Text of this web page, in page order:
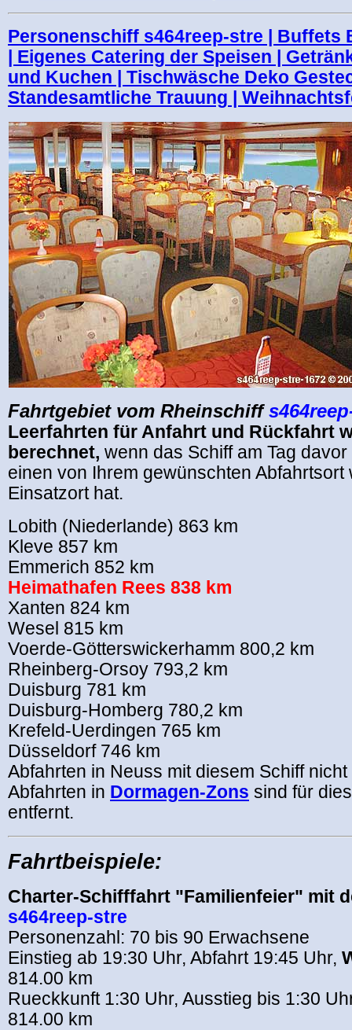
Personenschiff s464reep-stre | Buffets
| Eigenes Catering der Speisen |
und Kuchen | Tischwäsche Deko
Standesamtliche Trauung |
Fahrtgebiet vom Rheinschiff
Leerfahrten für Anfahrt und Rückfahrt
berechnet, wenn das Schiff am Tag
einen von Ihrem gewünschten Abfahrtsort
Einsatzort hat.
Lobith (Niederlande) 863 km
Kleve 857 km
Emmerich 852 km
Heimathafen Rees 838 km
Xanten 824 km
Wesel 815 km
Voerde-Götterswickerhamm 800,2 km
Rheinberg-Orsoy 793,2 km
Duisburg 781 km
Duisburg-Homberg 780,2 km
Krefeld-Uerdingen 765 km
Düsseldorf 746 km
Abfahrten in Neuss mit diesem Schiff
Abfahrten in Dormagen-Zons sind für
entfernt.
Fahrtbeispiele:
Charter-Schifffahrt "Familienfeier" mit
s464reep-stre
Personenzahl: 70 bis 90 Erwachsene
Einstieg ab 19:30 Uhr, Abfahrt 19:45 Uhr,
814.00 km
Rueckkunft 1:30 Uhr, Ausstieg bis 1:30
814.00 km